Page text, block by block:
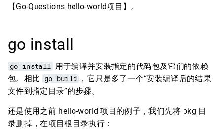
【Go-Questions hello-world项目】。
go install
go install 用于编译并安装指定的代码包及它们的依赖
包。相比 go build ，它只是多了一个“安装编译后的结果
文件到指定目录”的步骤。
还是使用之前 hello-world 项目的例子，我们先将 pkg 目
录删掉，在项目根目录执行：